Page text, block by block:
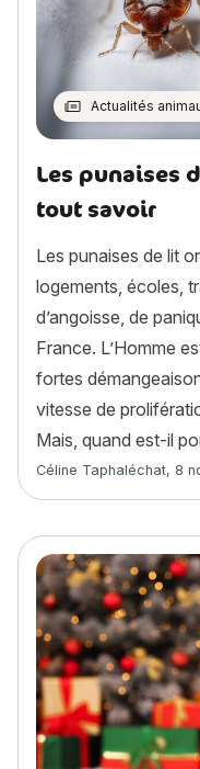
Actualités
Les punaises
tout savoir
Les punaises de lit
logements, écoles,
d’angoisse, de
France. L’Homme
fortes
vitesse de
Mais, quand est-il
Article rédigé par
Céline Taphaléchat, 8